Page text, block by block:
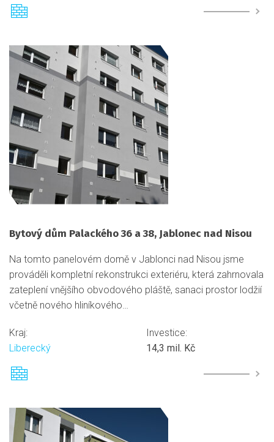
Bytový dům Palackého 36 a 38, Jablonec nad Nisou
Na tomto panelovém domě v Jablonci nad Nisou jsme
prováděli kompletní rekonstrukci exteriéru, která zahrnovala
zateplení vnějšího obvodového pláště, sanaci prostor lodžií
včetně nového hliníkového…
Kraj:
Liberecký
Investice:
14,3 mil. Kč